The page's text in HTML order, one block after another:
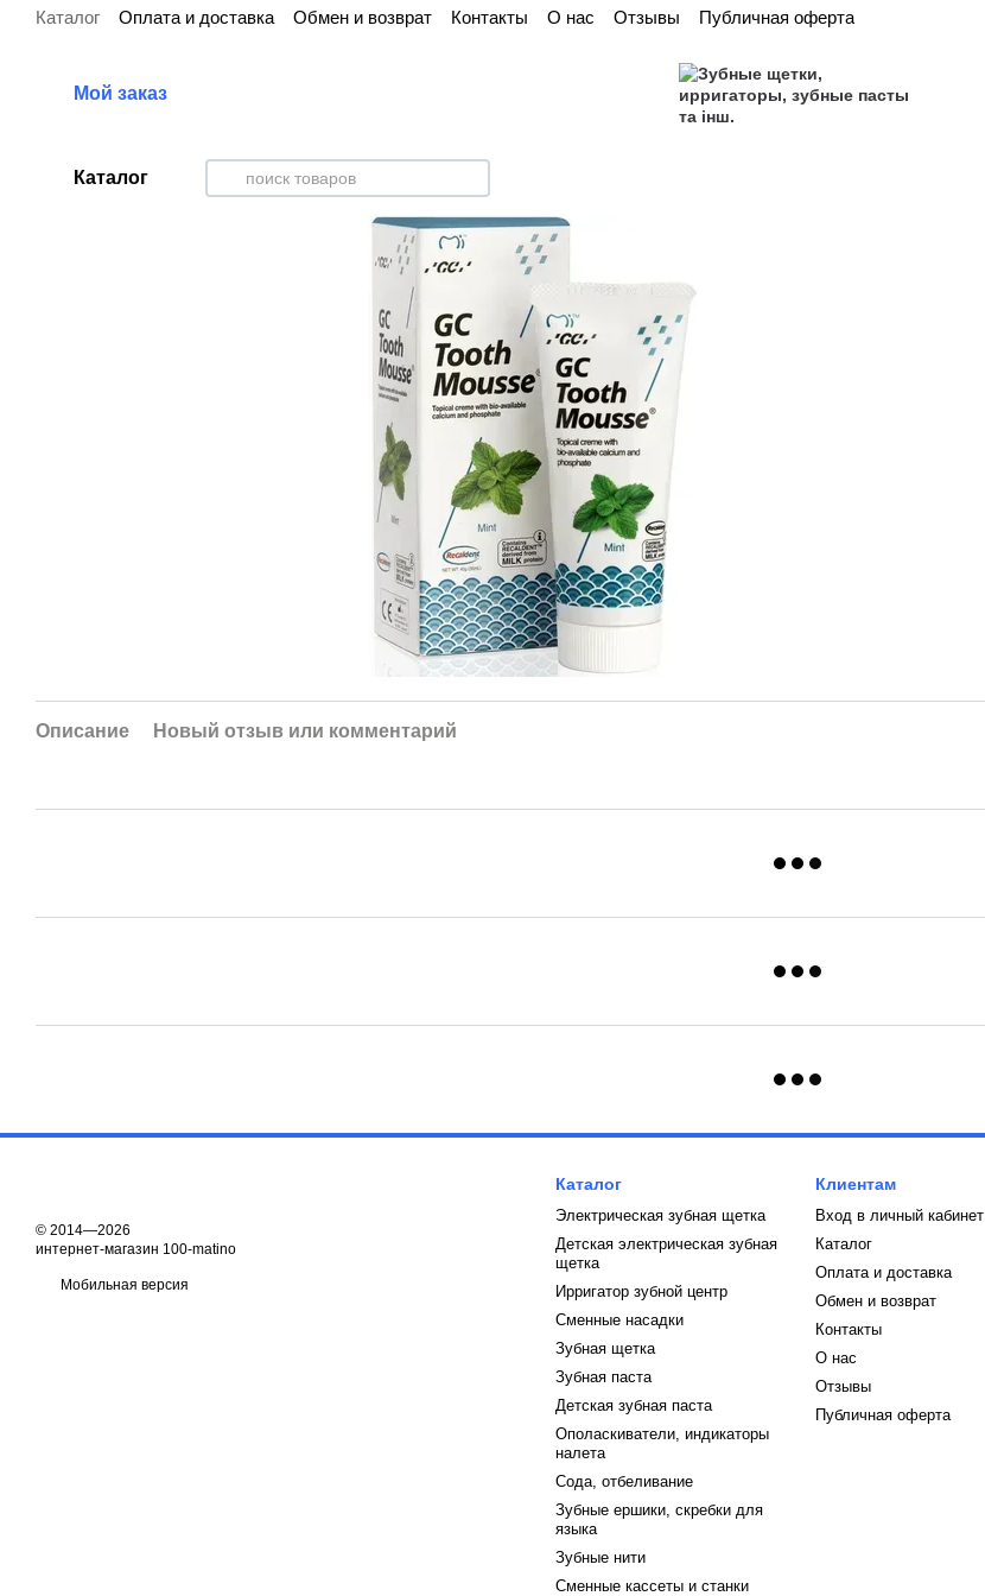
Перейти к основному контенту
Каталог Оплата и доставка Обмен и возврат Контакты О нас Отзывы Публичная оферта
Мой заказ
Каталог
Описание Новый отзыв или комментарий
© 2014—2026
интернет-магазин 100-matino
Мобильная версия
Каталог
Электрическая зубная щетка
Детская электрическая зубная
щетка
Ирригатор зубной центр
Сменные насадки
Зубная щетка
Зубная паста
Детская зубная паста
Ополаскиватели, индикаторы
налета
Сода, отбеливание
Зубные ершики, скребки для
языка
Зубные нити
Сменные кассеты и станки
Клиентам
Вход в личный кабинет
Каталог
Оплата и доставка
Обмен и возврат
Контакты
О нас
Отзывы
Публичная оферта